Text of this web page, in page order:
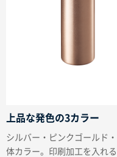
上品な発色の3カラー
シルバー・ピンクゴールド
体カラー。印刷加工を入れ